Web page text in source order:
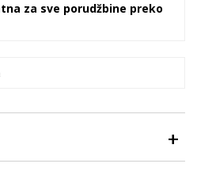
za sve porudžbine preko